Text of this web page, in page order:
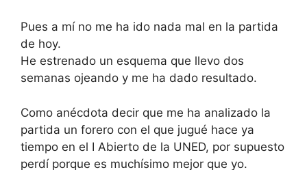
Pues a mí no me ha ido nada mal en la partida
de hoy.
He estrenado un esquema que llevo dos
semanas ojeando y me ha dado resultado.
Como anécdota decir que me ha analizado la
partida un forero con el que jugué hace ya
tiempo en el I Abierto de la UNED, por supuesto
perdí porque es muchísimo mejor que yo.